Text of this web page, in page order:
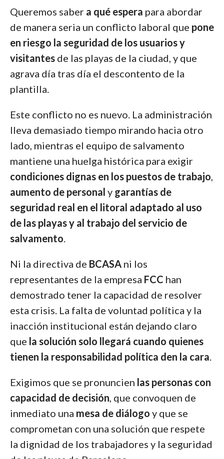
Queremos saber a qué espera para abordar
de manera seria un conflicto laboral que pone
en riesgo la seguridad de los usuarios y
visitantesde las playas de la ciudad, y que
agrava día tras día el descontento de la
plantilla.
Este conflicto no es nuevo. La administración
lleva demasiado tiempo mirando hacia otro
lado, mientras el equipo de salvamento
mantiene una huelga histórica para exigir
condiciones dignas en los puestos de trabajo,
aumento de personal y garantías de
seguridad real en el litoral adaptado al uso
de las playas y al trabajo del servicio de
salvamento.
Ni la directiva de BCASAni los
representantes de la empresa FCC han
demostrado tener la capacidad de resolver
esta crisis. La falta de voluntad política y la
inacción institucional están dejando claro
que la solución solo llegará cuando quienes
tienen la responsabilidad política den la cara.
Exigimos que se pronuncien las personas con
capacidad de decisión, que convoquen de
inmediato una mesa de diálogo y que se
comprometan con una solución que respete
la dignidad de los trabajadores y la seguridad